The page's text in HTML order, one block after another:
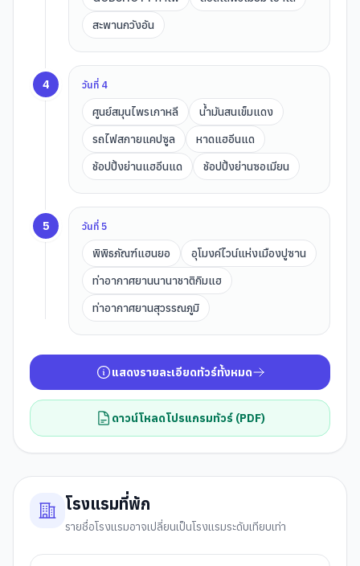
สะพานกวังอัน
4 วันที่ 4
ศูนย์สมุนไพรเกาหลี
นํ้ามันสนเข็มแดง
รถไฟสกายแคปซูล
หาดแฮอีนแด
ช้อปปิ้งย่านแฮอีนแด
ช้อปปิ้งย่านซอเมียน
5 วันที่5
พิพิธภัณฑ์แฮนยอ
อุโมงค์ไวน์แห่งเมืองปูซาน
ท่าอากาศยานนานาชาติกิมแฮ
ท่าอากาศยานสุวรรณภูมิ
แสดงรายละเอียดทัวร์ทั้งหมด
ดาวน์โหลดโปรแกรมทัวร์ (PDF)
โรงแรมที่พัก
รายชื่อโรงแรมอาจเปลี่ยนเป็นโรงแรมระดับเทียบเท่า